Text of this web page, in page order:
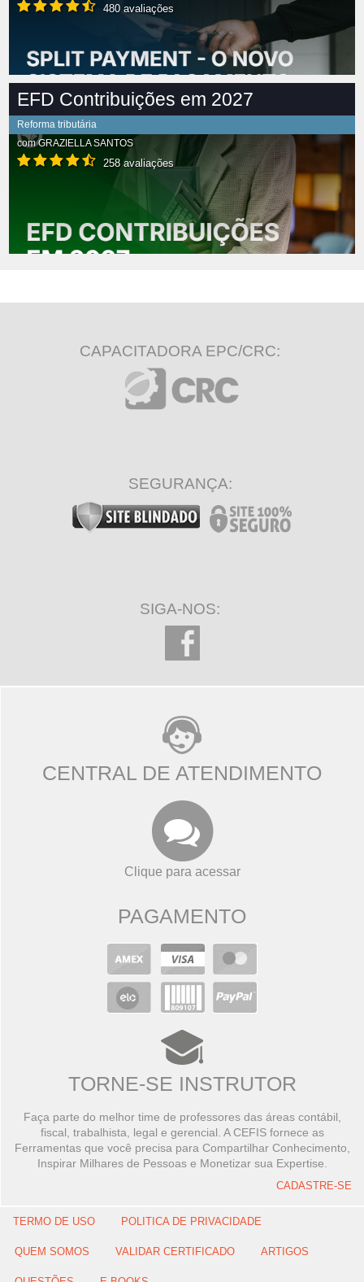
480 avaliações
EFD Contribuições em 2027
Reforma tributária
comGRAZIELLA SANTOS
258 avaliações
CAPACITADORA EPC/CRC:
SEGURANÇA:
SIGA-NOS:
CENTRAL DE ATENDIMENTO
Clique para acessar
PAGAMENTO
TORNE-SE INSTRUTOR
Faça parte do melhor time de professores das áreas contábil,
fiscal, trabalhista, legal e gerencial. A CEFIS fornece as
Ferramentas que você precisa para Compartilhar Conhecimento,
Inspirar Milhares de Pessoas e Monetizar sua Expertise.
CADASTRE-SE
TERMO DE USO POLITICA DE PRIVACIDADE
QUEM SOMOS VALIDAR CERTIFICADO ARTIGOS